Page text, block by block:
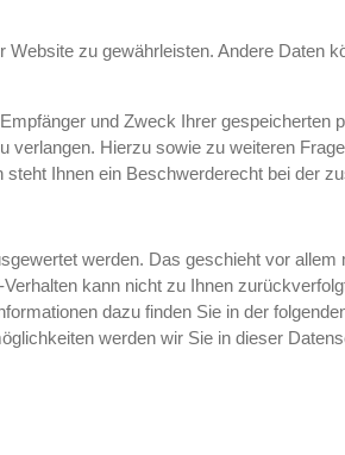
zu gewährleisten. Andere Daten
und Zweck Ihrer gespeicherten
Hierzu sowie zu weiteren
Ihnen ein Beschwerderecht bei der
werden. Das geschieht vor
kann nicht zu Ihnen
dazu finden Sie in der
werden wir Sie in dieser